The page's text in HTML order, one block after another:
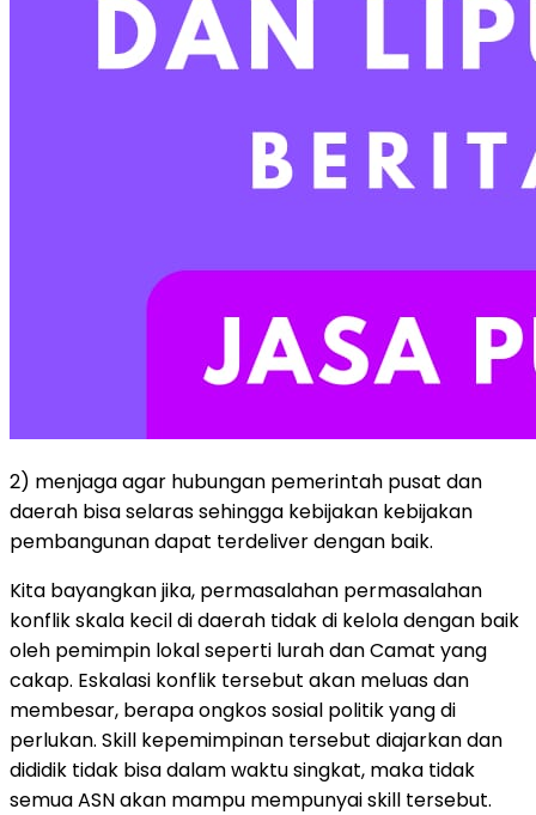
2) menjaga agar hubungan pemerintah pusat dan
daerah bisa selaras sehingga kebijakan kebijakan
pembangunan dapat terdeliver dengan baik.
Kita bayangkan jika, permasalahan permasalahan
konflik skala kecil di daerah tidak di kelola dengan baik
oleh pemimpin lokal seperti lurah dan Camat yang
cakap. Eskalasi konflik tersebut akan meluas dan
membesar, berapa ongkos sosial politik yang di
perlukan. Skill kepemimpinan tersebut diajarkan dan
dididik tidak bisa dalam waktu singkat, maka tidak
semua ASN akan mampu mempunyai skill tersebut.